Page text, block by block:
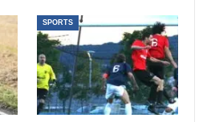
SPORTS